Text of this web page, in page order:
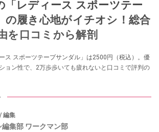
「レディース スポーツテー
の履き心地がイチオシ！総合
を口コミから解剖
ス スポーツテープサンダル」は2500円（税込）。優
ョン性で、2万歩歩いても疲れないと口コミで評判の
編集
編集部 ワークマン部